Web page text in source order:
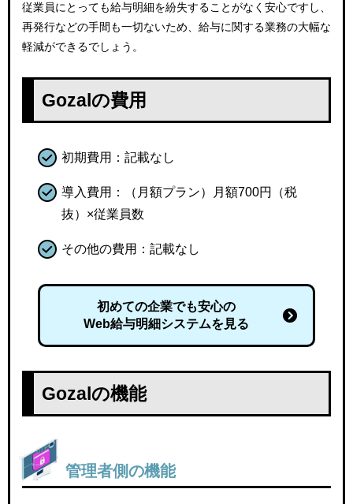
従業員にとっても給与明細を紛失することがなく安心ですし、
再発行などの手間も一切ないため、給与に関する業務の大幅な
軽減ができるでしょう。
Gozalの費用
初期費用：記載なし
導入費用：（月額プラン）月額700円（税
抜）×従業員数
その他の費用：記載なし
初めての企業でも安心の
Web給与明細システムを見る
Gozalの機能
管理者側の機能